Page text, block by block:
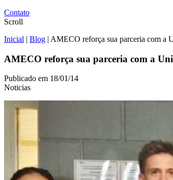
Contato
Scroll
Inicial | Blog | AMECO reforça sua parceria com a
AMECO reforça sua parceria com a
Publicado em 18/01/14
Noticias